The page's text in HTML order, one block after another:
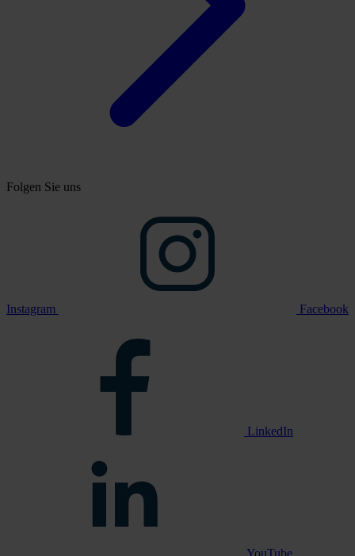
Folgen Sie uns
Instagram Facebook
LinkedIn